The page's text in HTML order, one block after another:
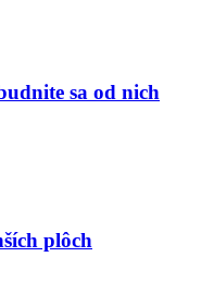
sa od nich
plôch